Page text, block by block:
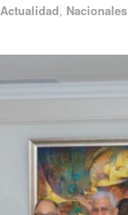
Actualidad, Nacionales